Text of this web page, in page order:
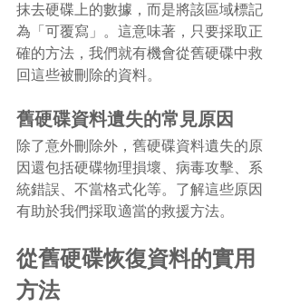
抹去硬碟上的數據，而是將該區域標記
為「可覆寫」。這意味著，只要採取正
確的方法，我們就有機會從舊硬碟中救
回這些被刪除的資料。
舊硬碟資料遺失的常見原因
除了意外刪除外，舊硬碟資料遺失的原
因還包括硬碟物理損壞、病毒攻擊、系
統錯誤、不當格式化等。了解這些原因
有助於我們採取適當的救援方法。
從舊硬碟恢復資料的實用
方法